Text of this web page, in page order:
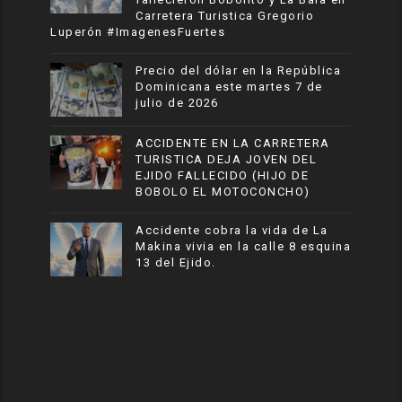
Carretera Turistica Gregorio
Luperón #ImagenesFuertes
Precio del dólar en la República
Dominicana este martes 7 de
julio de 2026
ACCIDENTE EN LA CARRETERA
TURISTICA DEJA JOVEN DEL
EJIDO FALLECIDO (HIJO DE
BOBOLO EL MOTOCONCHO)
Accidente cobra la vida de La
Makina vivia en la calle 8 esquina
13 del Ejido.